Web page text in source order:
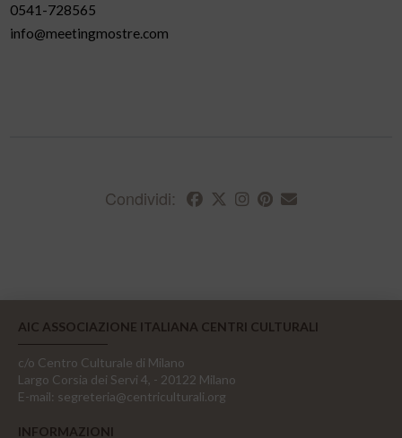
0541-728565
info@meetingmostre.com
Condividi:
AIC ASSOCIAZIONE ITALIANA CENTRI CULTURALI
c/o Centro Culturale di Milano
Largo Corsia dei Servi 4, - 20122 Milano
E-mail: segreteria@centriculturali.org
INFORMAZIONI